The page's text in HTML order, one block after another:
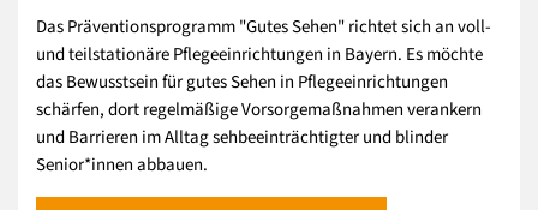
Das Präventionsprogramm "Gutes Sehen" richtet sich an voll-
und teilstationäre Pflegeeinrichtungen in Bayern. Es möchte
das Bewusstsein für gutes Sehen in Pflegeeinrichtungen
schärfen, dort regelmäßige Vorsorgemaßnahmen verankern
und Barrieren im Alltag sehbeeinträchtigter und blinder
Senior*innen abbauen.